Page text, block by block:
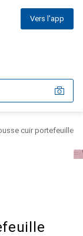
Vers l'app
cuir portefeuille